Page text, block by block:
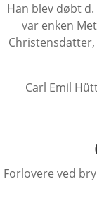
Han blev døbt
var enken
Christensdatter,
Carl Emil
Forlovere ved